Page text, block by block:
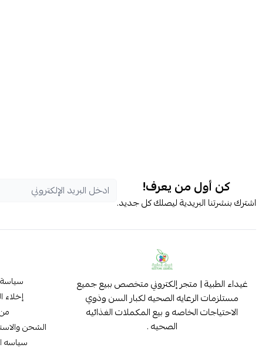
كن أول من يعرف!
اشترك بنشرتنا البريدية ليصلك كل جديد.
غيداء الطبية | متجر إلكتروني متخصص ببيع جميع
مستلزمات الرعايه الصحيه لكبار السن وذوي
الاحتياجات الخاصه و بيع المكملات الغذائيه
الصحيه .
إخلاء
الشحن
سياسه